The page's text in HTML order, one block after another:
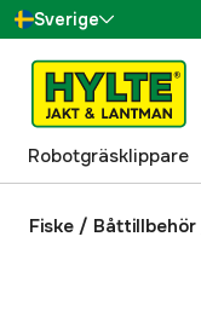
Sverige
Danmark
Suomi
Norge
Deutschland
Robotgräsklippare
Fiske / Båttillbehör